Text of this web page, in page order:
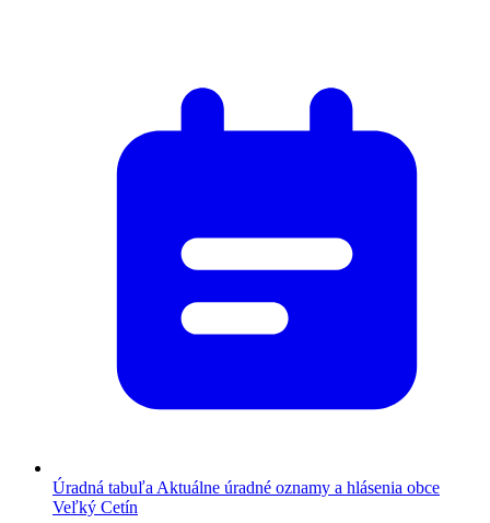
Úradná tabuľa Aktuálne úradné oznamy a hlásenia obce
Veľký Cetín